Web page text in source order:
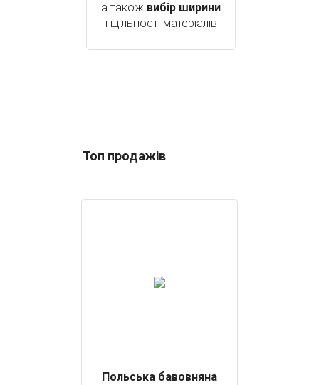
а також вибір ширини
і щільності матеріалів
Топ продажів
Польська бавовняна